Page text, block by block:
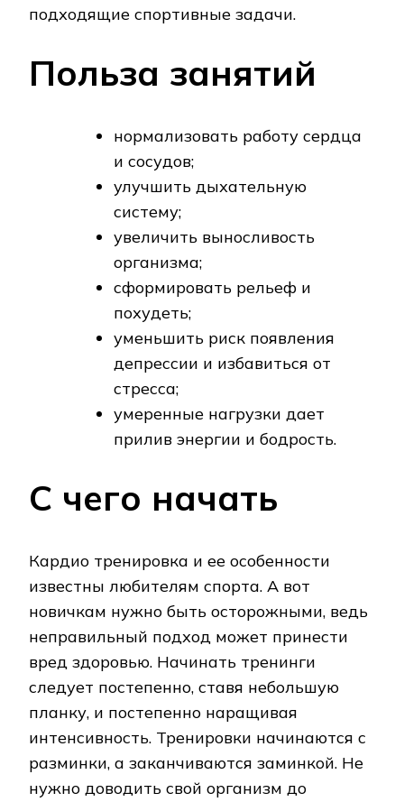
подходящие спортивные задачи.
Польза занятий
нормализовать работу сердца
и сосудов;
улучшить дыхательную
систему;
увеличить выносливость
организма;
сформировать рельеф и
похудеть;
уменьшить риск появления
депрессии и избавиться от
стресса;
умеренные нагрузки дает
прилив энергии и бодрость.
С чего начать
Кардио тренировка и ее особенности
известны любителям спорта. А вот
новичкам нужно быть осторожными, ведь
неправильный подход может принести
вред здоровью. Начинать тренинги
следует постепенно, ставя небольшую
планку, и постепенно наращивая
интенсивность. Тренировки начинаются с
разминки, а заканчиваются заминкой. Не
нужно доводить свой организм до